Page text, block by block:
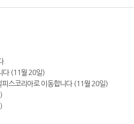
.
다 (11월 20일)
스코리아로 이동합니다 (11월 20일)